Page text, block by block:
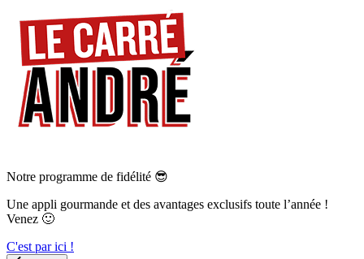
Notre programme de fidélité 😎
Une appli gourmande et des avantages exclusifs toute l’année !
Venez 🙂
C'est par ici !